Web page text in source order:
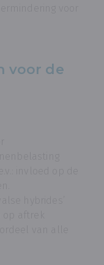
voor
voor de
invloed op de
hybrides’
aftrek
van alle